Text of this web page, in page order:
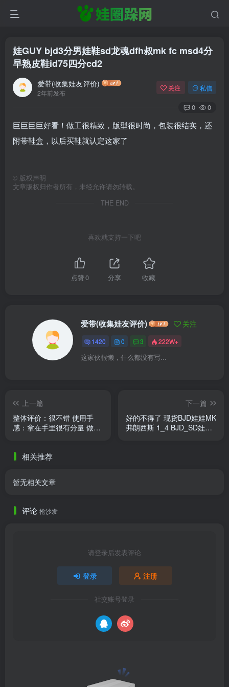
娃GUY bjd3分男娃鞋sd龙魂dfh叔mk fc msd4分
早熟皮鞋id75四分cd2
爱带(收集娃友评价)
2年前发布
关注 私信
0 0
巨巨巨巨好看！做工很精致，版型很时尚，包装很结实，还
附带鞋盒，以后买鞋就认定这家了
© 版权声明
文章版权归作者所有，未经允许请勿转载。
THE END
喜欢就支持一下吧
点赞0 分享 收藏
爱带(收集娃友评价) 关注
1420 0 3 222W+
这家伙很懒，什么都没有写...
上一篇
整体评价：很不错 使用手
感：拿在手里很有分量 做工
......
下一篇
好的不得了 现货BJD娃娃MK
弗朗西斯 1_4 BJD_SD娃娃4
相关推荐
暂无相关文章
评论 抢沙发
请登录后发表评论
登录 注册
社交账号登录